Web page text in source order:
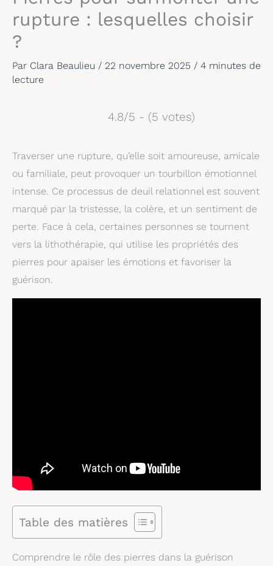
rupture : lesquelles choisir
?
Par Clara Beaulieu / 22 novembre 2025 / 4 minutes de
lecture
4.8/5 - (5 votes)
Traverser une rupture, qu’elle soit amoureuse, amicale
ou familiale, peut provoquer un tourbillon émotionnel
intense. Ce processus de deuil relationnel est souvent
marqué par la tristesse, la colère, et un sentiment de
perte. Face à cela, certaines personnes se tournent
vers la lithothérapie, qui utilise les propriétés des
pierres pour apaiser les émotions et favoriser la
guérison.
Table des matières
Comprendre le rôle des pierres dans la guérison